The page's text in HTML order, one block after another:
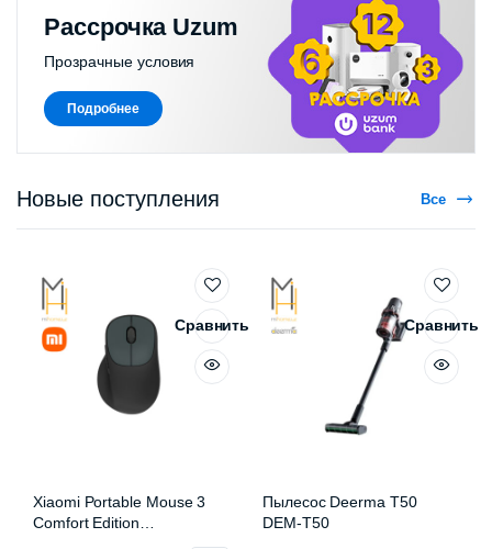
Рассрочка Uzum
Прозрачные условия
Подробнее
Новые поступления Все
Сравнить
Xiaomi Portable Mouse 3
Comfort Edition
Сравнить
Пылесос Deerma T50
DEM-T50